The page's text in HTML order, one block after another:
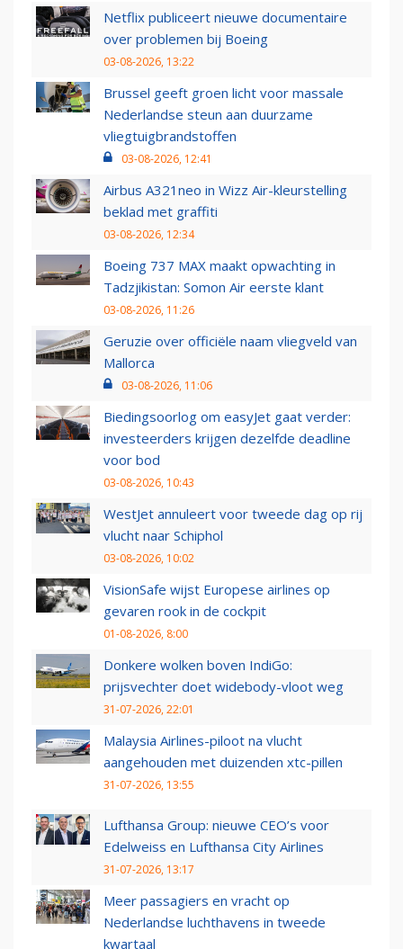
Netflix publiceert nieuwe documentaire
over problemen bij Boeing
03-08-2026, 13:22
Brussel geeft groen licht voor massale
Nederlandse steun aan duurzame
vliegtuigbrandstoffen
03-08-2026, 12:41
Airbus A321neo in Wizz Air-kleurstelling
beklad met graffiti
03-08-2026, 12:34
Boeing 737 MAX maakt opwachting in
Tadzjikistan: Somon Air eerste klant
03-08-2026, 11:26
Geruzie over officiële naam vliegveld van
Mallorca
03-08-2026, 11:06
Biedingsoorlog om easyJet gaat verder:
investeerders krijgen dezelfde deadline
voor bod
03-08-2026, 10:43
WestJet annuleert voor tweede dag op rij
vlucht naar Schiphol
03-08-2026, 10:02
VisionSafe wijst Europese airlines op
gevaren rook in de cockpit
01-08-2026, 8:00
Donkere wolken boven IndiGo:
prijsvechter doet widebody-vloot weg
31-07-2026, 22:01
Malaysia Airlines-piloot na vlucht
aangehouden met duizenden xtc-pillen
31-07-2026, 13:55
Lufthansa Group: nieuwe CEO’s voor
Edelweiss en Lufthansa City Airlines
31-07-2026, 13:17
Meer passagiers en vracht op
Nederlandse luchthavens in tweede
kwartaal